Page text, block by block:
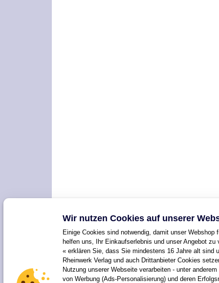
Wir nutzen Cookies auf unserer
Einige Cookies sind notwendig, damit unser Webshop
helfen uns, Ihr Einkaufserlebnis und unser Angebot
« erklären Sie, dass Sie mindestens 16 Jahre alt sind
Rheinwerk Verlag und auch Drittanbieter Cookies
Nutzung unserer Webseite verarbeiten - unter
von Werbung (Ads-Personalisierung) und deren